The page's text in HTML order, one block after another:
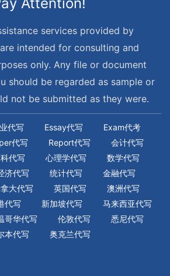
services provided by
intended for consulting and
only. Any file or document
should be regarded as sample or
not be submitted as they were.
代写 Essay代写
Exam代考
代写 Report代写
会计代写
代写 心理学代写
数学代写
济代写 统计代写
金融代写
大代写 英国代写
澳洲代写
代写 新加坡代写
马来西亚代写
哥华代写 伦敦代写
悉尼代写
本代写
奥克兰代写